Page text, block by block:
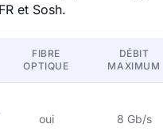
et Sosh.
FIBRE
OPTIQUE
DÉBIT
MAXIMUM
oui 8 Gb/s